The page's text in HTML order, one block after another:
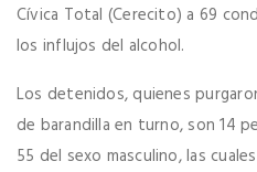
Cívica Total (Cerecito) a 69
los influjos del alcohol.
Los detenidos, quienes
de barandilla en turno, son 14
55 del sexo masculino, las